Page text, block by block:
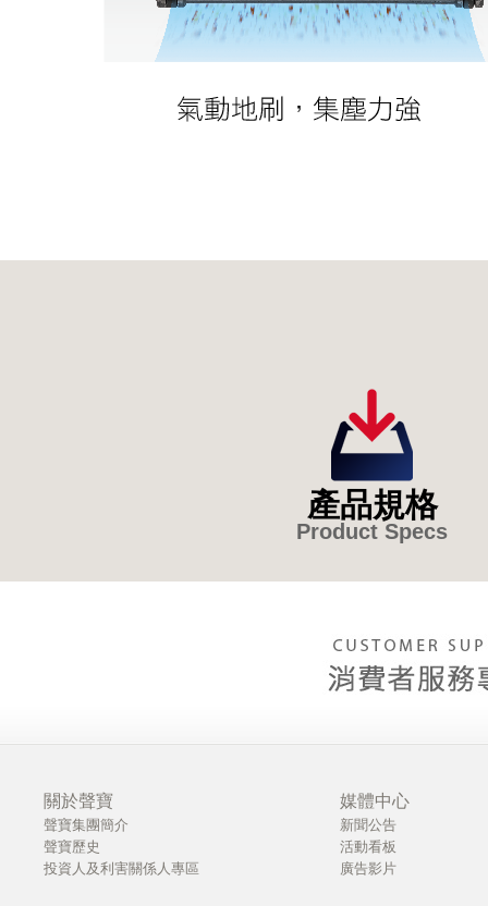
產品規格
Product Specs
關於聲寶
聲寶集團簡介
聲寶歷史
投資人及利害關係人專區
媒體中心
新聞公告
活動看板
廣告影片